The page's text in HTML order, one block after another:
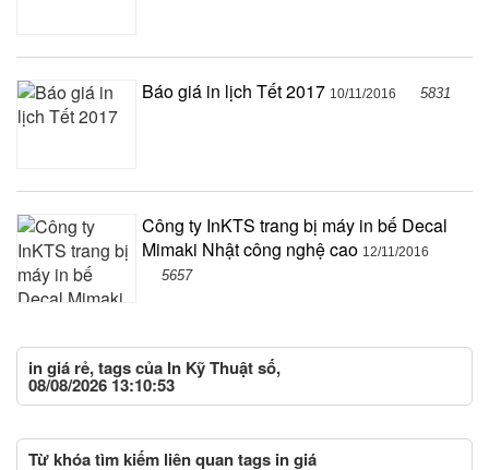
Báo giá in lịch Tết 2017 10/11/2016 5831
Công ty InKTS trang bị máy in bế Decal
Mimaki Nhật công nghệ cao 12/11/2016
5657
in giá rẻ, tags của In Kỹ Thuật số,
08/08/2026 13:10:53
Từ khóa tìm kiếm liên quan tags in giá